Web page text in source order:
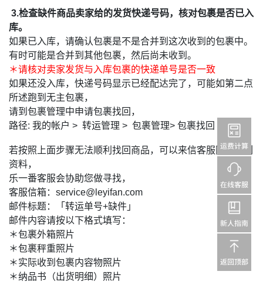
3.检查缺件商品卖家给的发货快递号码，核对包裹是否已入
库。
如果已入库，请确认包裹是不是合并到这次收到的包裹中。
有时可能是合并到其他包裹，然后尚未收到。
＊请核对卖家发货与入库包裹的快递单号是否一致
如果还没入库，快递号码显示已经配达完了，可能如第二点
所述跑到无主包裹，
请到包裹管理中申请包裹找回，
路径: 我的帐户 > 转运管理 > 包裹管理> 包裹找回
若按照上面步骤无法顺利找回商品，可以来信客服附上下列
资料，
乐一番客服会协助您做寻找，
客服信箱：service@leyifan.com
邮件标题：「转运单号+缺件」
邮件内容请按以下格式填写：
＊包裹外箱照片
＊包裹秤重照片
＊实际收到包裹内容物照片
＊纳品书（出货明细）照片